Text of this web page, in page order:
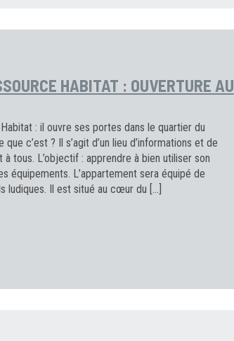
HABITAT : OUVERTURE AU
: il ouvre ses portes dans le quartier du
que c’est ? Il s’agit d’un lieu d’informations et de
tous. L’objectif : apprendre à bien utiliser son
équipements. L’appartement sera équipé de
ludiques. Il est situé au cœur du […]